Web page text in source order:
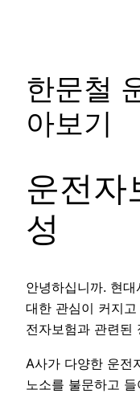
한문철
아보기
운전자
성
안녕하십니까. 현대
대한 관심이 커지
전자보험과 관련된
A사가 다양한 운전
노소를 불문하고